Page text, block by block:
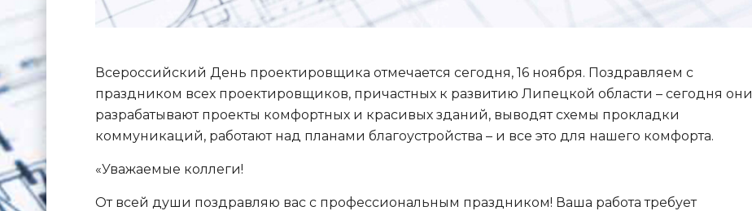
Всероссийский День проектировщика отмечается сегодня, 16 ноября. Поздравляем с
праздником всех проектировщиков, причастных к развитию Липецкой области – сегодня они
разрабатывают проекты комфортных и красивых зданий, выводят схемы прокладки
коммуникаций, работают над планами благоустройства – и все это для нашего комфорта.
«Уважаемые коллеги!
От всей души поздравляю вас с профессиональным праздником! Ваша работа требует